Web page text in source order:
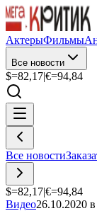
АктерыФильмы
Все новости
$=82,17|€=94,84
Все новости
$=82,17|€=94,84
Видео26.10.2020